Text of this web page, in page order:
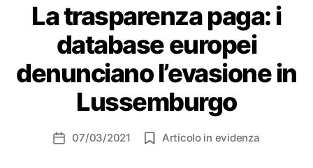
La trasparenza paga: i
database europei
denunciano l’evasione in
Lussemburgo
Data07/03/2021 Articolo in evidenza